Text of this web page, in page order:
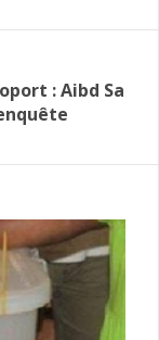
: Aibd Sa